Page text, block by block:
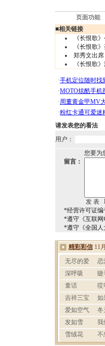
页面功能
■相关链接
《长恨歌
《长恨歌
郑秀文出
《长恨歌
请发表您的看法
用户：
您要为
留言：
*经营许可证编
*遵守《互联网
*遵守《全国人